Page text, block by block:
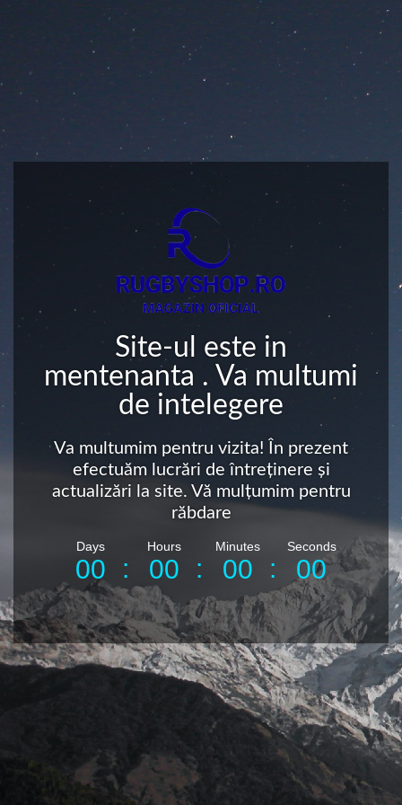
Site-ul este in
mentenanta . Va multumi
de intelegere
Va multumim pentru vizita! În prezent
efectuăm lucrări de întreținere și
actualizări la site. Vă mulțumim pentru
răbdare
00
:
Days
00
:
Hours
00
:
Minutes
00
Seconds